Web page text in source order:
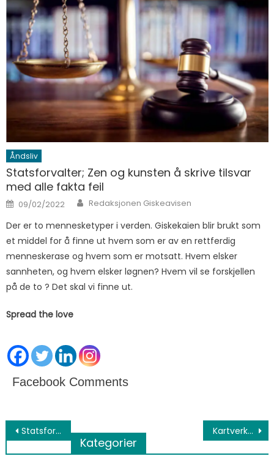
Åndsliv
Statsforvalter; Zen og kunsten å skrive tilsvar
med alle fakta feil
Posted on
09/02/2022 Author
Redaksjonen Giskeavisen
Der er to mennesketyper i verden. Giskekaien blir brukt som
et middel for å finne ut hvem som er av en rettferdig
menneskerase og hvem som er motsatt. Hvem elsker
sannheten, og hvem elsker løgnen? Hvem vil se forskjellen
på de to ? Det skal vi finne ut.
Spread the love
Facebook Comments
Innleggsnavigasjon
Statsforvalter; Zen og kunsten å skrive tilsvar med alle fakta feil Kartverket – Sentral Matrikkelmyndighet – har hatt ettersyn hos korrupsjonsmistenkte Giske Kommune
Kategorier